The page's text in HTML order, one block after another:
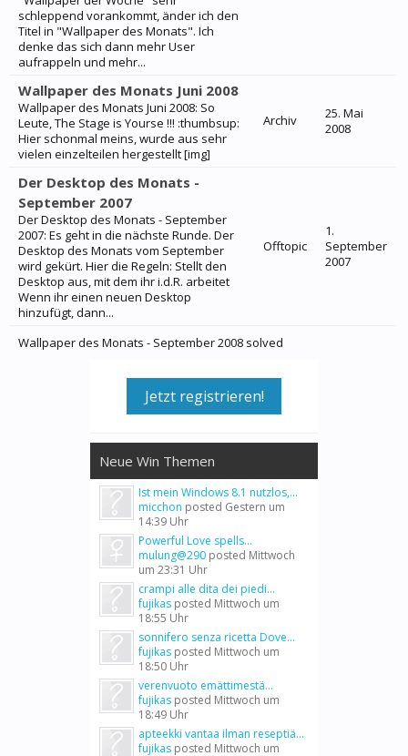
schleppend vorankommt, änder ich den
Titel in "Wallpaper des Monats". Ich
denke das sich dann mehr User
aufrappeln und mehr...
Wallpaper des Monats Juni 2008
Wallpaper des Monats Juni 2008: So
Leute, The Stage is Yourse !!! :thumbsup:
Hier schonmal meins, wurde aus sehr
vielen einzelteilen hergestellt [img]
Archiv
25. Mai
2008
Der Desktop des Monats -
September 2007
Der Desktop des Monats - September
2007: Es geht in die nächste Runde. Der
Desktop des Monats vom September
wird gekürt. Hier die Regeln: Stellt den
Desktop aus, mit dem ihr i.d.R. arbeitet
Wenn ihr einen neuen Desktop
hinzufügt, dann...
Offtopic
1.
September
2007
Wallpaper des Monats - September 2008 solved
Jetzt registrieren!
Neue Win Themen
Ist mein Windows 8.1 nutzlos,...
micchon posted Gestern um
14:39 Uhr
Powerful Love spells...
mulung@290 posted Mittwoch
um 23:31 Uhr
crampi alle dita dei piedi...
fujikas posted Mittwoch um
18:55 Uhr
sonnifero senza ricetta Dove...
fujikas posted Mittwoch um
18:50 Uhr
verenvuoto emättimestä...
fujikas posted Mittwoch um
18:49 Uhr
apteekki vantaa ilman reseptiä...
fujikas posted Mittwoch um